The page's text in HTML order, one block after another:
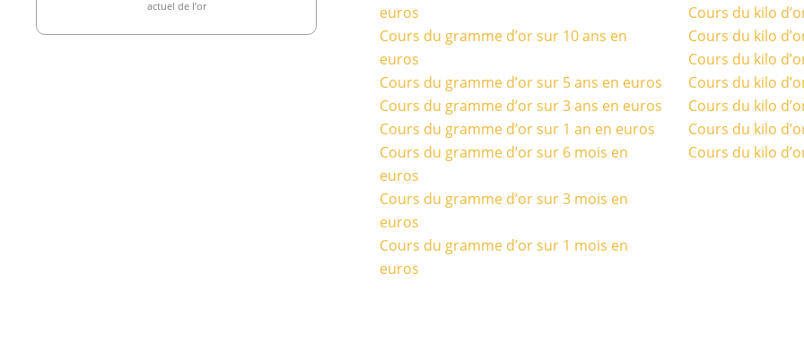
actuel de l’or
euros
Cours du gramme d’or sur 10 ans en
euros
Cours du gramme d’or sur 5 ans en euros
Cours du gramme d’or sur 3 ans en euros
Cours du gramme d’or sur 1 an en euros
Cours du gramme d’or sur 6 mois en
euros
Cours du gramme d’or sur 3 mois en
euros
Cours du gramme d’or sur 1 mois en
euros
Cours du kilo
Cours du kilo
Cours du kilo
Cours du kilo
Cours du kilo
Cours du kilo
Cours du kilo